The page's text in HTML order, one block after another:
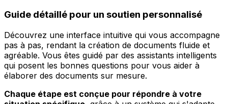
Guide détaillé pour un soutien personnalisé
Découvrez une interface intuitive qui vous accompagne
pas à pas, rendant la création de documents fluide et
agréable. Vous êtes guidé par des assistants intelligents
qui posent les bonnes questions pour vous aider à
élaborer des documents sur mesure.
Chaque étape est conçue pour répondre à votre